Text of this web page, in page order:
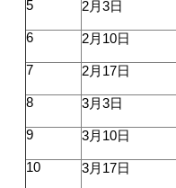
5 2月 3日
6 2月 10日
7 2月 17日
8 3月 3日
9 3月 10日
10 3月 17日